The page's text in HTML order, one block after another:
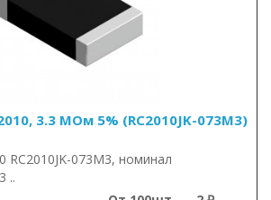
3.3 МОм 5% (RC2010JK-073M3)
RC2010JK-073M3, номинал
..